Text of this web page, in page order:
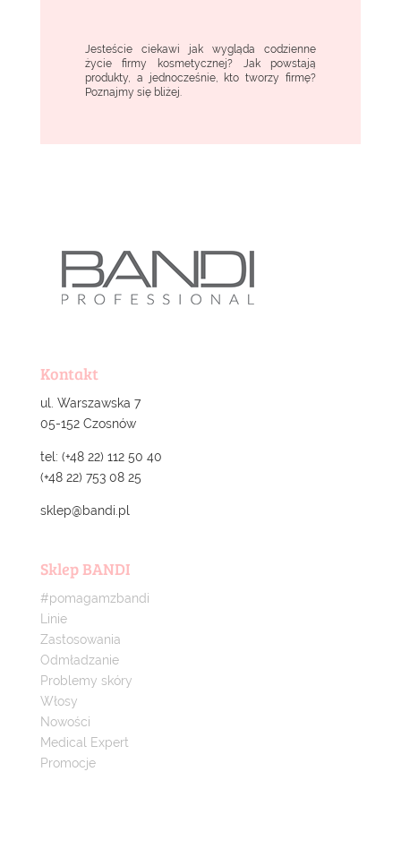
Jesteście ciekawi jak wygląda codzienne
życie firmy kosmetycznej? Jak powstają
produkty, a jednocześnie, kto tworzy firmę?
Poznajmy się bliżej.
Kontakt
ul. Warszawska 7
05-152 Czosnów
tel: (+48 22) 112 50 40
(+48 22) 753 08 25
sklep@bandi.pl
Sklep BANDI
#pomagamzbandi
Linie
Zastosowania
Odmładzanie
Problemy skóry
Włosy
Nowości
Medical Expert
Promocje